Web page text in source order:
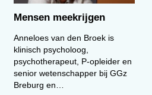
Mensen meekrijgen
Anneloes van den Broek is
klinisch psycholoog,
psychotherapeut, P-opleider en
senior wetenschapper bij GGz
Breburg en…